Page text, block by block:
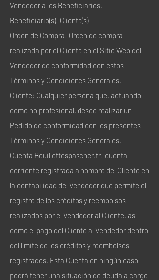
Vendedor a los Beneficiarios.
Beneficiario(s): Cliente(s)
Orden de Compra: Orden de compra
realizada por el Cliente en el Sitio Web del
Vendedor de conformidad con estos
Términos y Condiciones Generales.
Cliente: Cualquier persona que, actuando
como no profesional, desee realizar un
Pedido de conformidad con los presentes
Términos y Condiciones Generales.
Cuenta Bouillettespascher.fr: cuenta
corriente registrada a nombre del Cliente en
la contabilidad del Vendedor que permite el
registro de los créditos y reembolsos
realizados por el Vendedor al Cliente, así
como el pago del Cliente al Vendedor dentro
del límite de los créditos y reembolsos
registrados. Esta Cuenta en ningún caso
podrá tener una situación de deuda a cargo